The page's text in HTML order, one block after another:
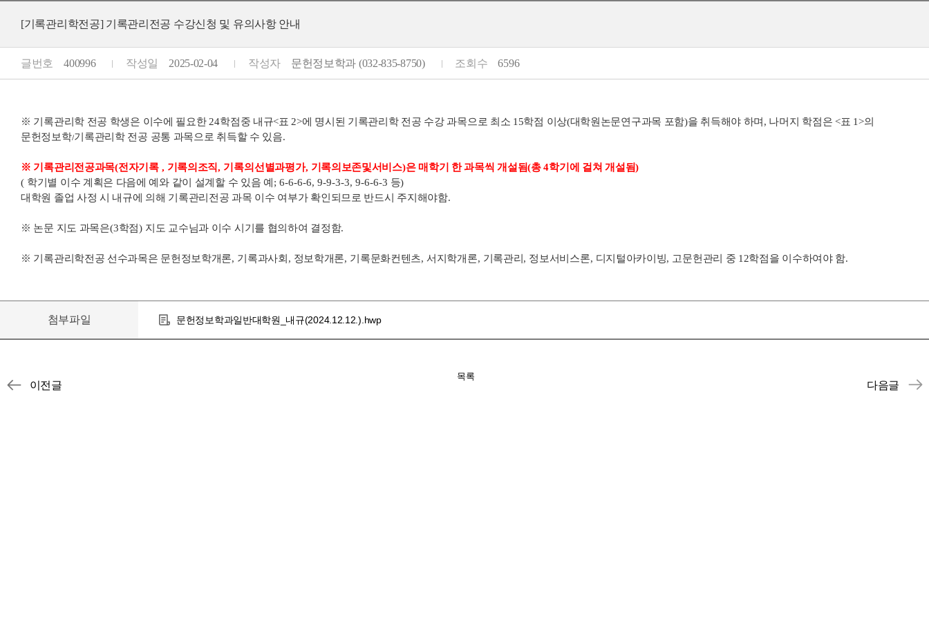
[기록관리학전공] 기록관리전공 수강신청 및 유의사항 안내
글번호 400996 작성일 2025-02-04 작성자 문헌정보학과 (032-835-8750) 조회수 6596
※ 기록관리학 전공 학생은 이수에 필요한24학점중 내규<표 2>에 명시된 기록관리학 전공 수강 과목으로 최소 15학점 이상(대학원논문연구과목 포함)을 취득해야 하며, 나머지 학점은 <표 1>의
문헌정보학/기록관리학 전공 공통 과목으로 취득할 수 있음.
※ 기록관리전공과목(전자기록 , 기록의조직, 기록의선별과평가, 기록의보존및서비스)은 매학기 한 과목씩 개설됨(총4학기에 걸쳐 개설됨)
( 학기별 이수 계획은 다음에 예와 같이 설계할 수 있음 예 ; 6-6-6-6, 9-9-3-3, 9-6-6-3 등)
대학원 졸업 사정 시 내규에 의해 기록관리전공 과목 이수 여부가 확인되므로 반드시 주지해야함.
※ 논문 지도 과목은(3학점) 지도 교수님과 이수 시기를 협의하여 결정함.
※ 기록관리학전공 선수과목은 문헌정보학개론, 기록과사회 , 정보학개론, 기록문화컨텐츠,서지학개론, 기록관리 , 정보서비스론, 디지털아카이빙, 고문헌관리 중 12학점을 이수하여야 함.
첨부파일 문헌정보학과일반대학원_내규(2024.12.12.).hwp
목록